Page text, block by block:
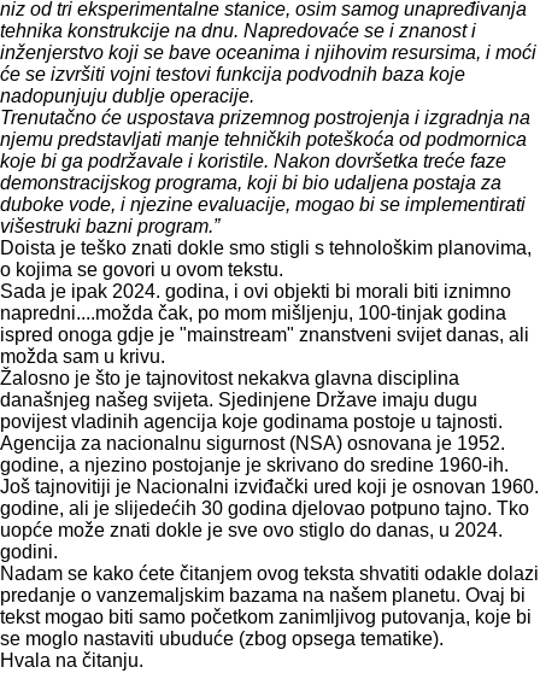
niz od tri eksperimentalne stanice, osim samog unapređivanja
tehnika konstrukcije na dnu. Napredovaće se i znanost i
inženjerstvo koji se bave oceanima i njihovim resursima, i moći
će se izvršiti vojni testovi funkcija podvodnih baza koje
nadopunjuju dublje operacije.
Trenutačno će uspostava prizemnog postrojenja i izgradnja na
njemu predstavljati manje tehničkih poteškoća od podmornica
koje bi ga podržavale i koristile. Nakon dovršetka treće faze
demonstracijskog programa, koji bi bio udaljena postaja za
duboke vode, i njezine evaluacije, mogao bi se implementirati
višestruki bazni program.”
Doista je teško znati dokle smo stigli s tehnološkim planovima,
o kojima se govori u ovom tekstu.
Sada je ipak 2024. godina, i ovi objekti bi morali biti iznimno
napredni....možda čak, po mom mišljenju, 100-tinjak godina
ispred onoga gdje je "mainstream" znanstveni svijet danas, ali
možda sam u krivu.
Žalosno je što je tajnovitost nekakva glavna disciplina
današnjeg našeg svijeta. Sjedinjene Države imaju dugu
povijest vladinih agencija koje godinama postoje u tajnosti.
Agencija za nacionalnu sigurnost (NSA) osnovana je 1952.
godine, a njezino postojanje je skrivano do sredine 1960-ih.
Još tajnovitiji je Nacionalni izviđački ured koji je osnovan 1960.
godine, ali je slijedećih 30 godina djelovao potpuno tajno. Tko
uopće može znati dokle je sve ovo stiglo do danas, u 2024.
godini.
Nadam se kako ćete čitanjem ovog teksta shvatiti odakle dolazi
predanje o vanzemaljskim bazama na našem planetu. Ovaj bi
tekst mogao biti samo početkom zanimljivog putovanja, koje bi
se moglo nastaviti ubuduće (zbog opsega tematike).
Hvala na čitanju.